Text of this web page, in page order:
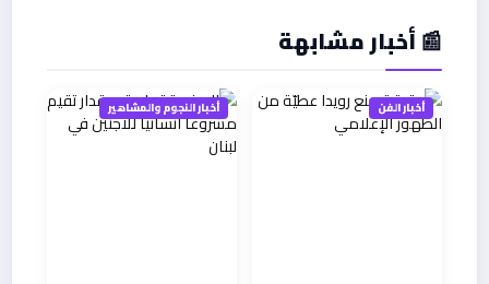
📰 أخبار مشابهة
أخبار الفن أخبار النجوم والمشاهير